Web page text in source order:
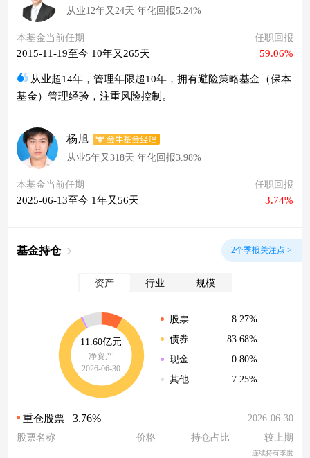
从业12年又24天 年化回报5.24%
本基金当前任期
2015-11-19至今 10年又265天
任职回报
59.06%
从业超14年，管理年限超10年，拥有避险策略基金（保本
基金）管理经验，注重风险控制。
杨旭
从业5年又318天 年化回报3.98%
本基金当前任期
2025-06-13至今 1年又56天
任职回报
3.74%
基金持仓 2个季报关注点 >
资产 行业 规模
11.60亿元
净资产
2026-06-30
股票
8.27%
债券
83.68%
现金
0.80%
其他
7.25%
重仓股票 3.76%
2026-06-30
股票名称
价格 持仓占比 较上期
连续持有季度